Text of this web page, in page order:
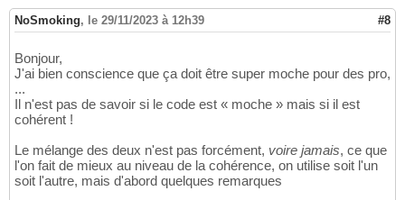
NoSmoking, le 29/11/2023 à 12h39 #8
Bonjour,
J'ai bien conscience que ça doit être super moche pour des pro,
...
Il n'est pas de savoir si le code est « moche » mais si il est
cohérent !
Le mélange des deux n'est pas forcément, voire jamais, ce que
l'on fait de mieux au niveau de la cohérence, on utilise soit l'un
soit l'autre, mais d'abord quelques remarques